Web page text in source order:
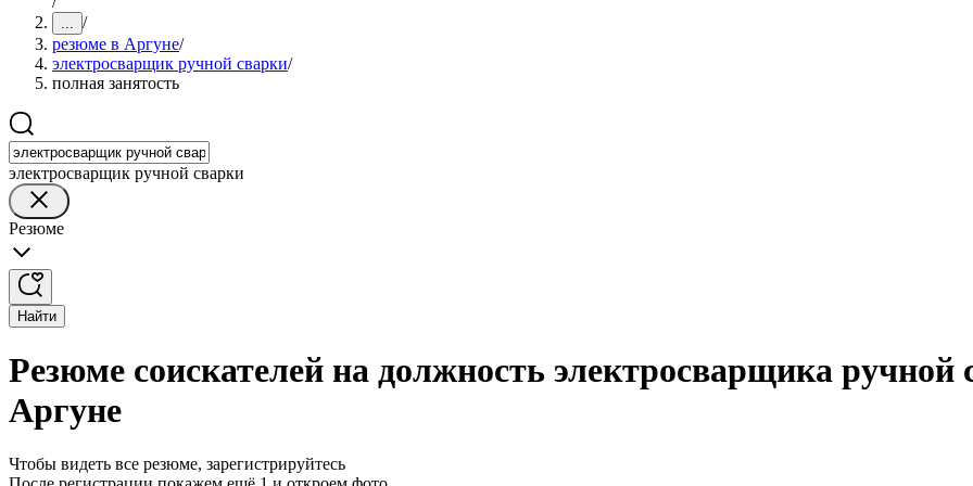
... /
резюме в Аргуне/
электросварщик ручной сварки/
полная занятость
электросварщик ручной сварки
Резюме
Найти
Резюме соискателей на должность электросварщика ручной
Аргуне
Чтобы видеть все резюме, зарегистрируйтесь